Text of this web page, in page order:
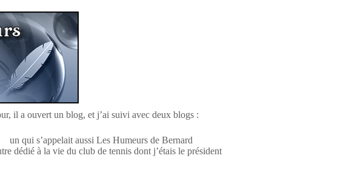
il a ouvert un blog, et j’ai suivi avec deux blogs :
un qui s’appelait aussi Les Humeurs de Bernard
dédié à la vie du club de tennis dont j’étais le président